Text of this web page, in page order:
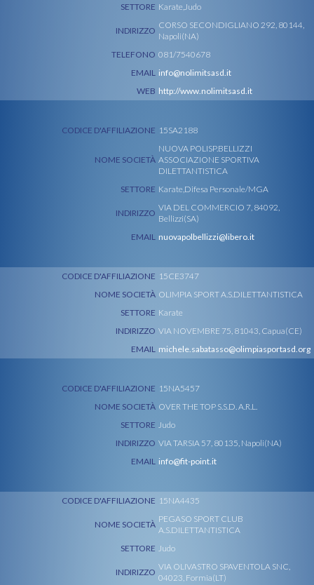
SETTORE Karate,Judo
INDIRIZZO
CORSO SECONDIGLIANO 292, 80144,
Napoli(NA)
TELEFONO 081/7540678
EMAIL info@nolimitsasd.it
WEB http://www.nolimitsasd.it
CODICE D'AFFILIAZIONE 15SA2188
NOME SOCIETÀ
NUOVA POLISP.BELLIZZI
ASSOCIAZIONE SPORTIVA
DILETTANTISTICA
SETTORE Karate,Difesa Personale/MGA
INDIRIZZO
VIA DEL COMMERCIO 7, 84092,
Bellizzi(SA)
EMAIL nuovapolbellizzi@libero.it
CODICE D'AFFILIAZIONE 15CE3747
NOME SOCIETÀ OLIMPIA SPORT A.S.DILETTANTISTICA
SETTORE Karate
INDIRIZZO VIA NOVEMBRE 75, 81043, Capua(CE)
EMAIL michele.sabatasso@olimpiasportasd.org
CODICE D'AFFILIAZIONE 15NA5457
NOME SOCIETÀ OVER THE TOP S.S.D. A.R.L.
SETTORE Judo
INDIRIZZO VIA TARSIA 57, 80135, Napoli(NA)
EMAIL info@fit-point.it
CODICE D'AFFILIAZIONE 15NA4435
NOME SOCIETÀ
PEGASO SPORT CLUB
A.S.DILETTANTISTICA
SETTORE Judo
INDIRIZZO
VIA OLIVASTRO SPAVENTOLA SNC,
04023, Formia(LT)